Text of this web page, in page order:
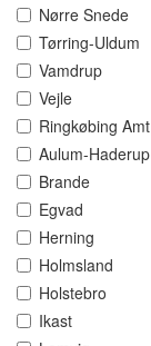
Nørre Snede
Tørring-Uldum
Vamdrup
Vejle
Ringkøbing Amt
Aulum-Haderup
Brande
Egvad
Herning
Holmsland
Holstebro
Ikast